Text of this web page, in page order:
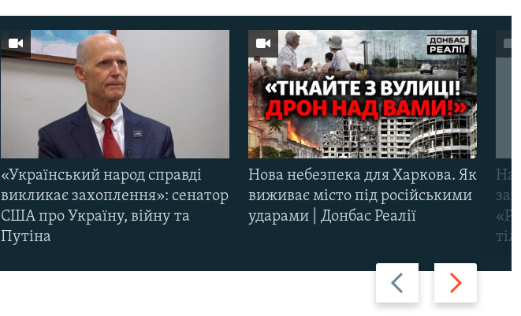
Назад Вперед
«Український народ справді
викликає захоплення»: сенатор
США про Україну, війну та
Путіна
Нова небезпека для Харкова. Як
виживає місто під російськими
ударами | Донбас Реалії